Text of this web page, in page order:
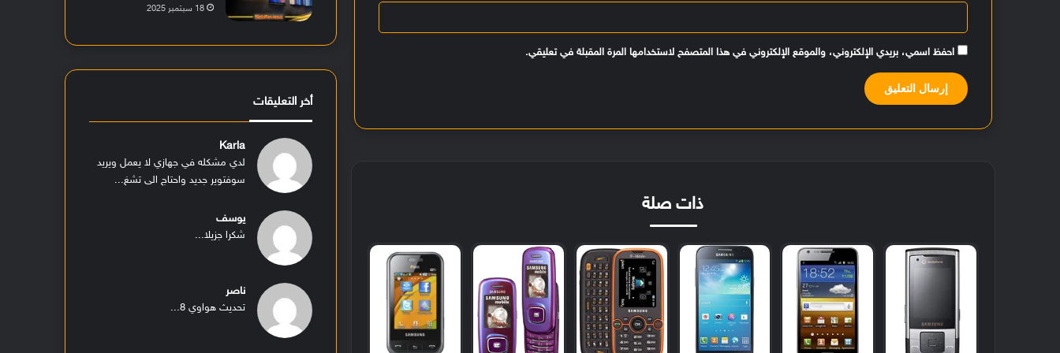
احفظ اسمي، بريدي الإلكتروني، والموقع الإلكتروني في هذا المتصفح لاستخدامها المرة المقبلة في تعليقي.
ذات صلة
18 سبتمبر 2025
أخر التعليقات
Karla
لدي مشكله في جهازي لا يعمل ويريد
سوفتوير جديد واحتاج الى تشغ...
يوسف
شكرا جزيلا...
ناصر
تحديث هواوي 8...